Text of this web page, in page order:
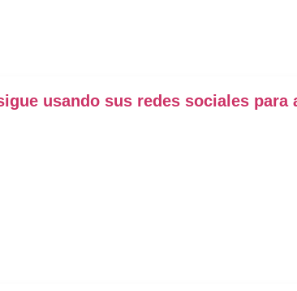
usando sus redes sociales para